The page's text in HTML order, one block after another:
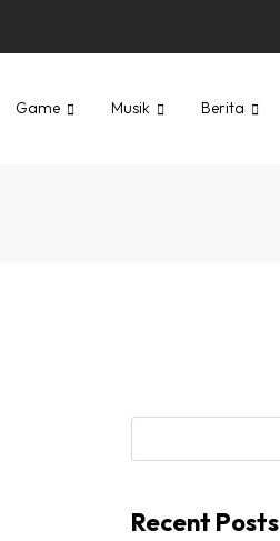
Game Musik Berita
Recent Posts